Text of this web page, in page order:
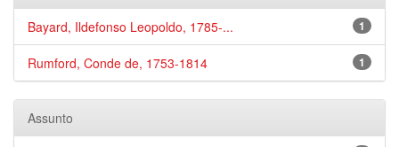
1
Bayard, Ildefonso Leopoldo, 1785-...
1
Rumford, Conde de, 1753-1814
Assunto